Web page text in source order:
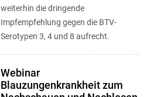
weiterhin die dringende
Impfempfehlung gegen die BTV-
Serotypen 3, 4 und 8 aufrecht.
Webinar
Blauzungenkrankheit zum